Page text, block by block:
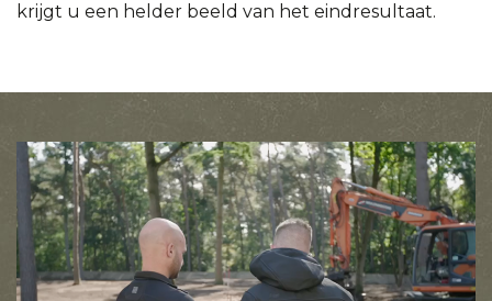
krijgt u een helder beeld van het eindresultaat.